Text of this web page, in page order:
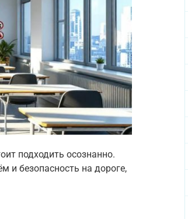
подходить осознанно.
и безопасность на дороге,